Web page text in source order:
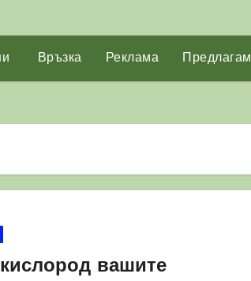
Връзка Реклама Предлагам
вашите